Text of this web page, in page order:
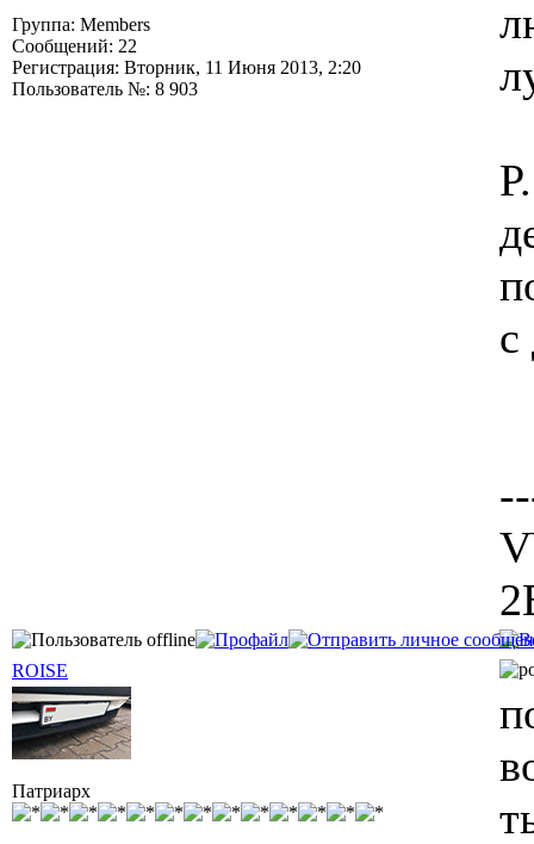
Группа: Members
Сообщений: 22
Регистрация: Вторник, 11 Июня 2013, 2:20
Пользователь №: 8 903
с
ROISE
Патриарх